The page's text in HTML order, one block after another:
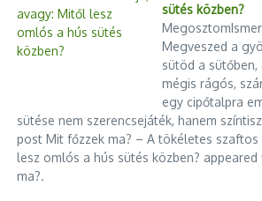
sütés közben?
Megveszed a
sütöd a
mégis rágós,
egy cipőtalpra
sütése nem szerencsejáték, hanem
post Mit főzzek ma? – A tökéletes szaftos
lesz omlós a hús sütés közben?
ma?.